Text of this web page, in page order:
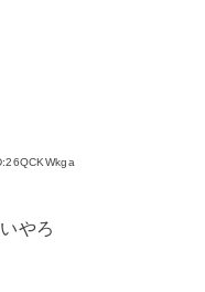
やろ